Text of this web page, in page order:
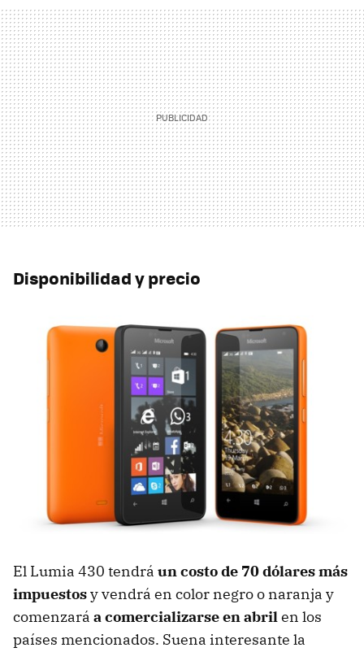
Disponibilidad y precio
El Lumia 430 tendrá un costo de 70 dólares más
impuestosy vendrá en color negro o naranja y
comenzará a comercializarse en abrilen los
países mencionados. Suena interesante la